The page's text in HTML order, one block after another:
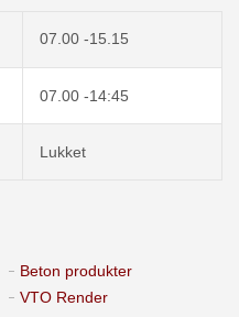
07.00 -15.15
07.00 -14:45
Lukket
Beton produkter
VTO Render